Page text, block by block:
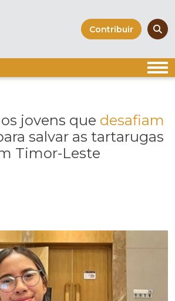
Contribuir
jovens que desafiam
salvar as tartarugas
Timor-Leste